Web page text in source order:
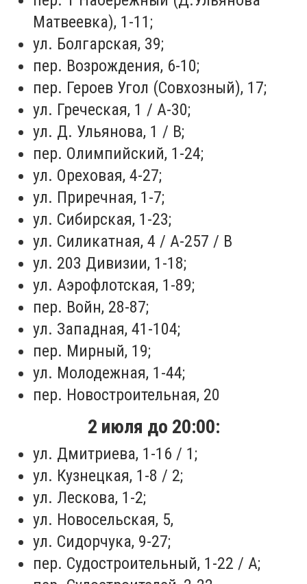
Матвеевка), 1-11;
ул. Болгарская, 39;
пер. Возрождения, 6-10;
пер. Героев Угол (Совхозный), 17;
ул. Греческая, 1 / А-30;
ул. Д. Ульянова, 1 / В;
пер. Олимпийский, 1-24;
ул. Ореховая, 4-27;
ул. Приречная, 1-7;
ул. Сибирская, 1-23;
ул. Силикатная, 4 / А-257 / В
ул. 203 Дивизии, 1-18;
ул. Аэрофлотская, 1-89;
пер. Войн, 28-87;
ул. Западная, 41-104;
пер. Мирный, 19;
ул. Молодежная, 1-44;
пер. Новостроительная, 20
2 июля до 20:00:
ул. Дмитриева, 1-16 / 1;
ул. Кузнецкая, 1-8 / 2;
ул. Лескова, 1-2;
ул. Новосельская, 5,
ул. Сидорчука, 9-27;
пер. Судостроительный, 1-22 / А;